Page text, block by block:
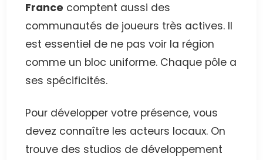
France comptent aussi des
communautés de joueurs très actives. Il
est essentiel de ne pas voir la région
comme un bloc uniforme. Chaque pôle a
ses spécificités.
Pour développer votre présence, vous
devez connaître les acteurs locaux. On
trouve des studios de développement